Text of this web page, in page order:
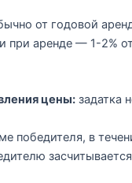
от годовой
при аренде — 1-2%
цены: задатка
победителя, в